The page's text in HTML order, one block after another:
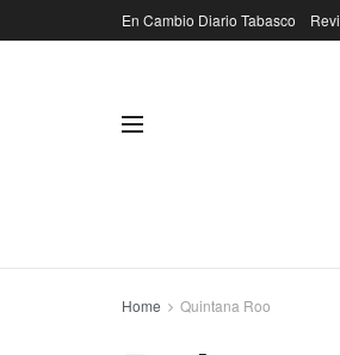
En Cambio Diario Tabasco
Home Quintana Roo